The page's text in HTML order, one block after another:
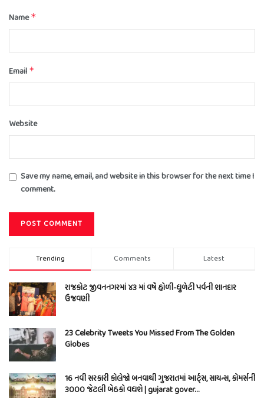
Name*
Email *
Website
Save my name, email, and website in this browser for the next time I
comment.
Trending Comments Latest
રાજકોટ જીવનનગરમાં ૪૩ માં વર્ષે હોળી-ધુળેટી પર્વની શાનદાર
ઉજવણી
23 Celebrity Tweets You Missed From The Golden
Globes
16 નવી સરકારી કોલેજો બનવાથી ગુજરાતમાં આર્ટ્સ, સાયન્સ, કોમર્સની
3000 જેટલી બેઠકો વધશે | gujarat gover…